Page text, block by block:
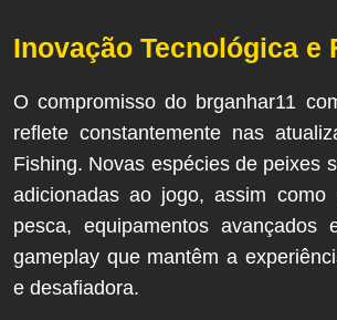
Inovação Tecnológica e
O compromisso do brganhar11
reflete constantemente nas
Fishing. Novas espécies de peixes
adicionadas ao jogo, assim como
pesca, equipamentos avançados
gameplay que mantêm a
e desafiadora.